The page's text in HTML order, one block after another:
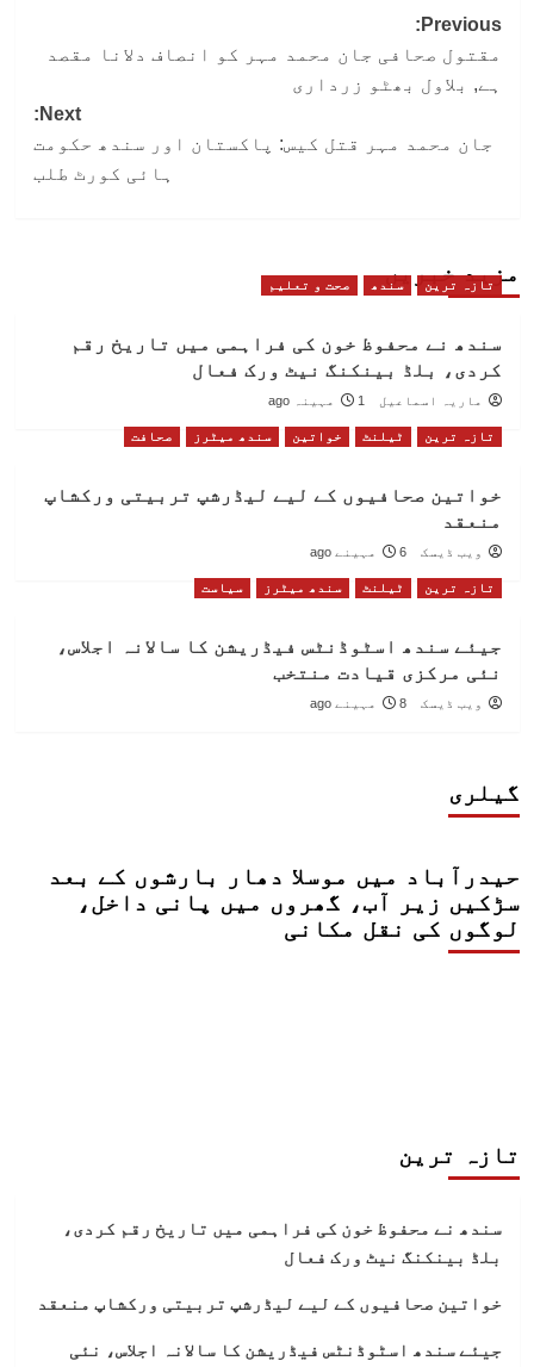
Post
navigation
Previous:
مقتول صحافی جان محمد مہر کو انصاف دلانا مقصد
ہے, بلاول بھٹو زرداری
Next:
جان محمد مہر قتل کیس: پاکستان اور سندھ حکومت
ہائی کورٹ طلب
مزید خبریں
تازہ ترین سندھ صحت و تعلیم
سندھ نے محفوظ خون کی فراہمی میں تاریخ رقم
کردی، بلڈ بینکنگ نیٹ ورک فعال
ماریہ اسماعیل 1 مہینہ ago
تازہ ترین ٹیلنٹ خواتین سندھ میٹرز صحافت
خواتین صحافیوں کے لیے لیڈرشپ تربیتی ورکشاپ
منعقد
ویب ڈیسک 6 مہینے ago
تازہ ترین ٹیلنٹ سندھ میٹرز سیاست
جیئے سندھ اسٹوڈنٹس فیڈریشن کا سالانہ اجلاس،
نئی مرکزی قیادت منتخب
ویب ڈیسک 8 مہینے ago
گیلری
حیدرآباد میں موسلا دھار بارشوں کے بعد
سڑکیں زیر آب، گھروں میں پانی داخل،
لوگوں کی نقل مکانی
تازہ ترین
سندھ نے محفوظ خون کی فراہمی میں تاریخ رقم کردی،
بلڈ بینکنگ نیٹ ورک فعال
خواتین صحافیوں کے لیے لیڈرشپ تربیتی ورکشاپ منعقد
جیئے سندھ اسٹوڈنٹس فیڈریشن کا سالانہ اجلاس، نئی